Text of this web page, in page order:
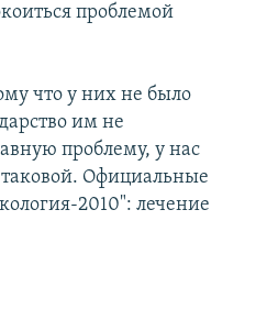
проблемой
что у них не было
им не
проблему, у нас
Официальные
2010": лечение